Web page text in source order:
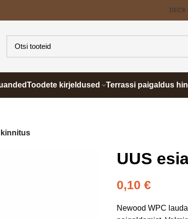
Toodete kirjeldused Terrassi paigaldus
UUS
0,10 €
Newood WPC